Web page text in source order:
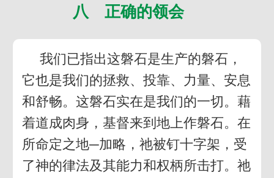
八 正确的领会
我们已指出这磐石是生产的磐石，
它也是我们的拯救、投靠、力量、安息
和舒畅。这磐石实在是我们的一切。藉
着道成肉身，基督来到地上作磐石。在
所命定之地─加略，祂被钉十字架，受
了神的律法及其能力和权柄所击打。祂